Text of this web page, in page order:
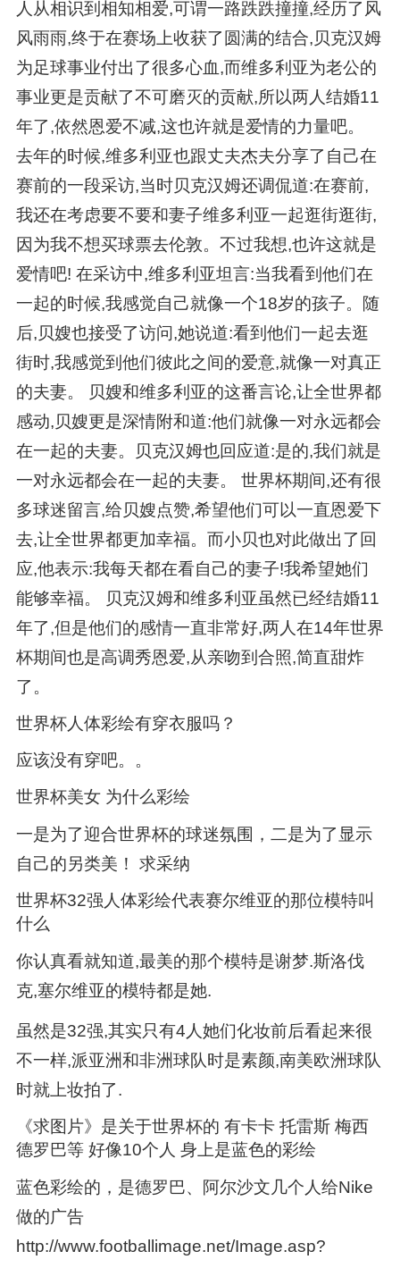
人从相识到相知相爱,可谓一路跌跌撞撞,经历了风
风雨雨,终于在赛场上收获了圆满的结合,贝克汉姆
为足球事业付出了很多心血,而维多利亚为老公的
事业更是贡献了不可磨灭的贡献,所以两人结婚11
年了,依然恩爱不减,这也许就是爱情的力量吧。
去年的时候,维多利亚也跟丈夫杰夫分享了自己在
赛前的一段采访,当时贝克汉姆还调侃道:在赛前,
我还在考虑要不要和妻子维多利亚一起逛街逛街,
因为我不想买球票去伦敦。不过我想,也许这就是
爱情吧! 在采访中,维多利亚坦言:当我看到他们在
一起的时候,我感觉自己就像一个18岁的孩子。随
后,贝嫂也接受了访问,她说道:看到他们一起去逛
街时,我感觉到他们彼此之间的爱意,就像一对真正
的夫妻。 贝嫂和维多利亚的这番言论,让全世界都
感动,贝嫂更是深情附和道:他们就像一对永远都会
在一起的夫妻。贝克汉姆也回应道:是的,我们就是
一对永远都会在一起的夫妻。 世界杯期间,还有很
多球迷留言,给贝嫂点赞,希望他们可以一直恩爱下
去,让全世界都更加幸福。而小贝也对此做出了回
应,他表示:我每天都在看自己的妻子!我希望她们
能够幸福。 贝克汉姆和维多利亚虽然已经结婚11
年了,但是他们的感情一直非常好,两人在14年世界
杯期间也是高调秀恩爱,从亲吻到合照,简直甜炸
了。
世界杯人体彩绘有穿衣服吗？
应该没有穿吧。。
世界杯美女 为什么彩绘
一是为了迎合世界杯的球迷氛围，二是为了显示
自己的另类美！ 求采纳
世界杯32强人体彩绘代表赛尔维亚的那位模特叫
什么
你认真看就知道,最美的那个模特是谢梦.斯洛伐
克,塞尔维亚的模特都是她.
虽然是32强,其实只有4人她们化妆前后看起来很
不一样,派亚洲和非洲球队时是素颜,南美欧洲球队
时就上妆拍了.
《求图片》是关于世界杯的 有卡卡 托雷斯 梅西
德罗巴等 好像10个人 身上是蓝色的彩绘
蓝色彩绘的，是德罗巴、阿尔沙文几个人给Nike
做的广告
http://www.footballimage.net/Image.asp?